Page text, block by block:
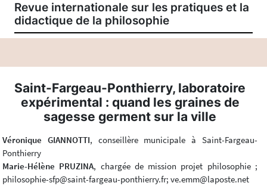
Revue internationale sur les pratiques et la
didactique de la philosophie
Saint-Fargeau-Ponthierry, laboratoire
expérimental : quand les graines de
sagesse germent sur la ville
Véronique GIANNOTTI, conseillère municipale à Saint-Fargeau-
Ponthierry
Marie-Hélène PRUZINA, chargée de mission projet philosophie ;
philosophie-sfp@saint-fargeau-ponthierry.fr; ve.emm@laposte.net